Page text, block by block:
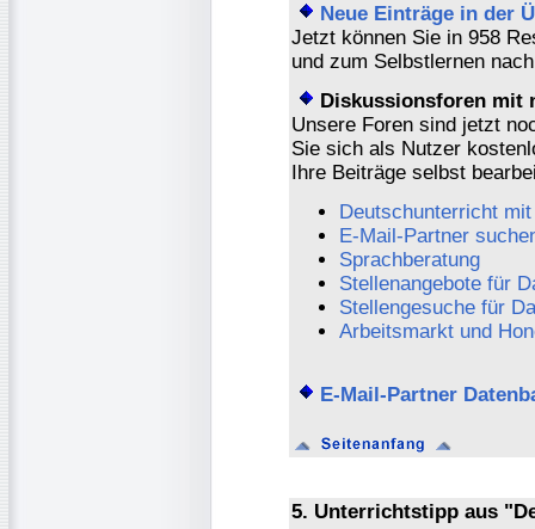
Neue Einträge in der
Jetzt können Sie in 958
und zum Selbstlernen
Diskussionsforen mit
Unsere Foren sind jetzt
Sie sich als Nutzer
Ihre Beiträge selbst
Deutschunterricht
E-Mail-Partner
Sprachberatung
Stellenangebote für
Stellengesuche für
Arbeitsmarkt und
E-Mail-Partner
5. Unterrichtstipp aus